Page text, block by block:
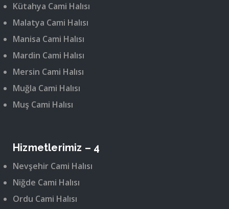
Kütahya Cami Halısı
Malatya Cami Halısı
Manisa Cami Halısı
Mardin Cami Halısı
Mersin Cami Halısı
Muğla Cami Halısı
Muş Cami Halısı
Hizmetlerimiz – 4
Nevşehir Cami Halısı
Niğde Cami Halısı
Ordu Cami Halısı